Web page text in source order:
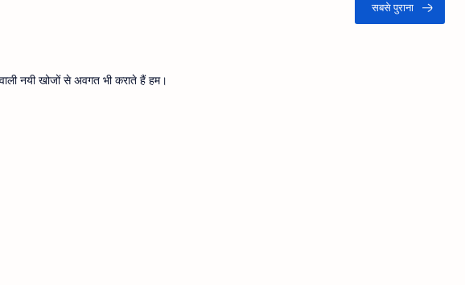
नयी खोजों से अवगत भी कराते हैं हम।